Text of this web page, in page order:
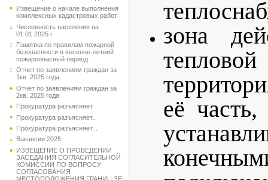
Извещение о начале выполнения
комплексных кадастровых работ
Численность населения на
01.01.2025 г.
Памятка по правилам пожарной
безопасности в весенне-летний
пожароопасный период
Отчет по заявлениям граждан за
1кв. 2025 года
Отчет по заявлениям граждан за
2кв. 2025 года
Прокуратура разъясняет.
Прокуратура разъясняет..
Прокуратура разъясняет...
Вакансии 2025
ИЗВЕЩЕНИЕ О ПРОВЕДЕНИИ
ЗАСЕДАНИЯ СОГЛАСИТЕЛЬНОЙ
КОМИССИИ ПО ВОПРОСУ
СОГЛАСОВАНИЯ
зона
её